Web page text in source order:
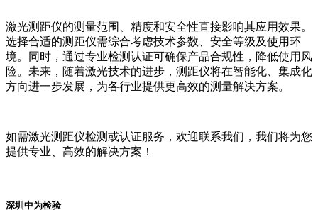
激光测距仪的测量范围、精度和安全性直接影响其应用效果。
选择合适的测距仪需综合考虑技术参数、安全等级及使用环
境。同时，通过专业检测认证可确保产品合规性，降低使用风
险。未来，随着激光技术的进步，测距仪将在智能化、集成化
方向进一步发展，为各行业提供更高效的测量解决方案。
如需激光测距仪检测或认证服务，欢迎联系我们，我们将为您
提供专业、高效的解决方案！
深圳中为检验